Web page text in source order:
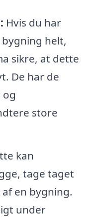
Hvis du har
helt,
sikre, at dette
De har de
store
kan
tage taget
en bygning.
under